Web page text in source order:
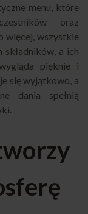
menu, które
oraz
więcej, wszystkie
a ich
pięknie i
się wyjątkowo, a
dania spełnią